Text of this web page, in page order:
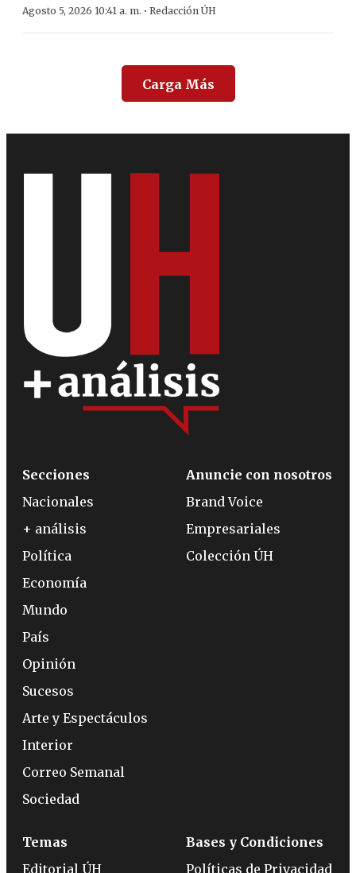
Agosto 5, 2026 10:41 a. m. · Redacción ÚH
Carga Más
Secciones
Nacionales
+ análisis
Política
Economía
Mundo
País
Opinión
Sucesos
Arte y Espectáculos
Interior
Correo Semanal
Sociedad
Anuncie con nosotros
Brand Voice
Empresariales
Colección ÚH
Temas
Editorial ÚH
Bases y Condiciones
Políticas de Privacidad